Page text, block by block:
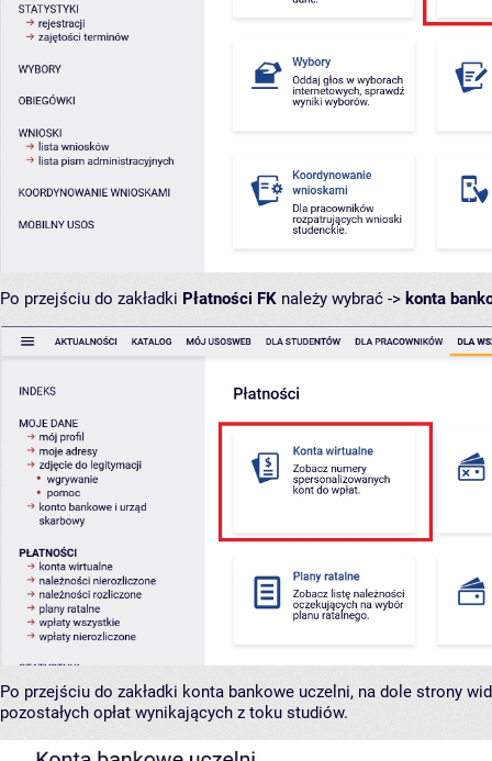
Po przejściu do zakładki Płatności FK należy wybrać -> konta
Po przejściu do zakładki konta bankowe uczelni, na dole strony
pozostałych opłat wynikających z toku studiów.